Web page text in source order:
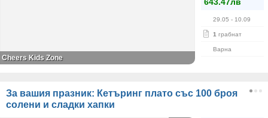
29.05 - 10.09
1 грабнат
Варна
Cheers Kids Zone
За вашия празник: Кетъринг плато със 100 броя
солени и сладки хапки